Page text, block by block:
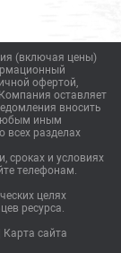
(включая цены)
офертой,
оставляет
вносить
иным
разделах
сроках и условиях
телефонам.
целях
ресурса.
Карта сайта